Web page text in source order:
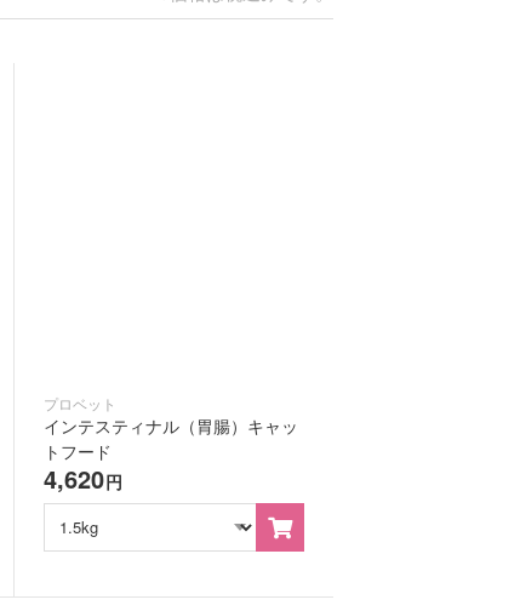
プロベット
インテスティナル（胃腸）キャッ
トフード
4,620円